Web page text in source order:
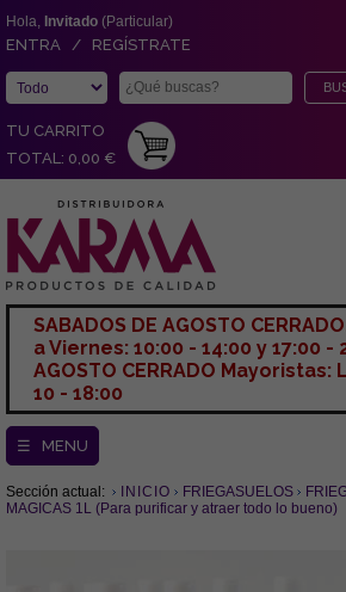
Hola, Invitado (Particular)
ENTRA / REGÍSTRATE
TU CARRITO
TOTAL: 0,00 €
SABADOS DE AGOSTO
a Viernes: 10:00 - 14:00 y 17:00 -
AGOSTO CERRADO Mayoristas:
10 - 18:00
☰ MENU
Sección actual: INICIO FRIEGASUELOS
MAGICAS 1L (Para purificar y atraer todo lo bueno)